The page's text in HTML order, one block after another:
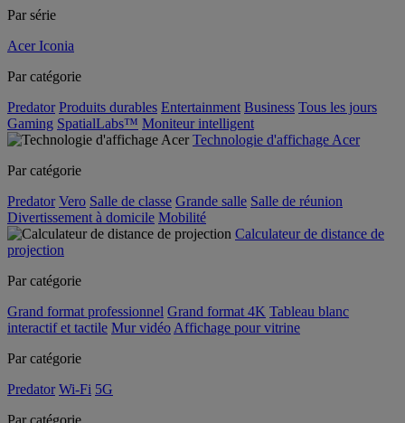
Par série
Acer Iconia
Par catégorie
Predator Produits durables Entertainment Business Tous les jours
Gaming SpatialLabs™ Moniteur intelligent
Technologie d'affichage Acer
Par catégorie
Predator Vero Salle de classe Grande salle Salle de réunion
Divertissement à domicile Mobilité
Calculateur de distance de
projection
Par catégorie
Grand format professionnel Grand format 4K Tableau blanc
interactif et tactile Mur vidéo Affichage pour vitrine
Par catégorie
Predator Wi-Fi 5G
Par catégorie